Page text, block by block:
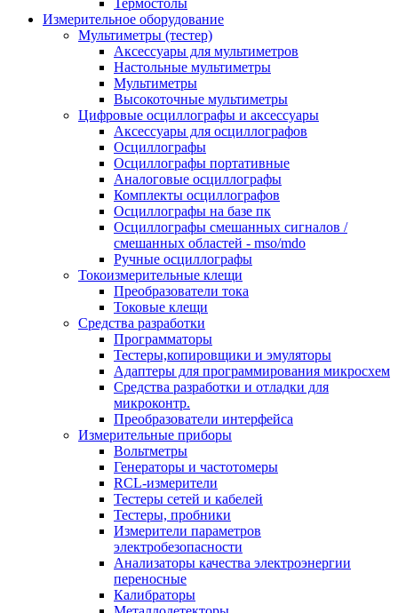
Измерительное оборудование
Мультиметры (тестер)
Аксессуары для мультиметров
Настольные мультиметры
Мультиметры
Высокоточные мультиметры
Цифровые осциллографы и аксессуары
Аксессуары для осциллографов
Осциллографы
Осциллографы портативные
Аналоговые осциллографы
Комплекты осциллографов
Осциллографы на базе пк
Осциллографы смешанных сигналов /
смешанных областей - mso/mdo
Ручные осциллографы
Токоизмерительные клещи
Преобразователи тока
Токовые клещи
Средства разработки
Программаторы
Тестеры,копировщики и эмуляторы
Адаптеры для программирования микросхем
Cредства разработки и отладки для
микроконтр.
Преобразователи интерфейса
Измерительные приборы
Вольтметры
Генераторы и частотомеры
RCL-измерители
Тестеры сетей и кабелей
Тестеры, пробники
Измерители параметров
электробезопасности
Анализаторы качества электроэнергии
переносные
Калибраторы